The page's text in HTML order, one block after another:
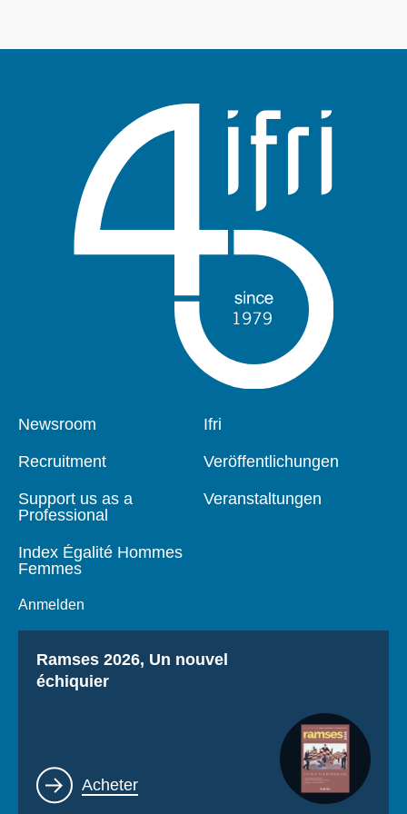
Unterstützen Sie uns
Pied
Newsroom
Recruitment
Support us as a
Professional
Index Égalité Hommes
Femmes
Anmelden
Navigation
Ifri
Veröffentlichungen
Veranstaltungen
Titre
Ramses 2026, Un nouvel
échiquier
Lien
Acheter